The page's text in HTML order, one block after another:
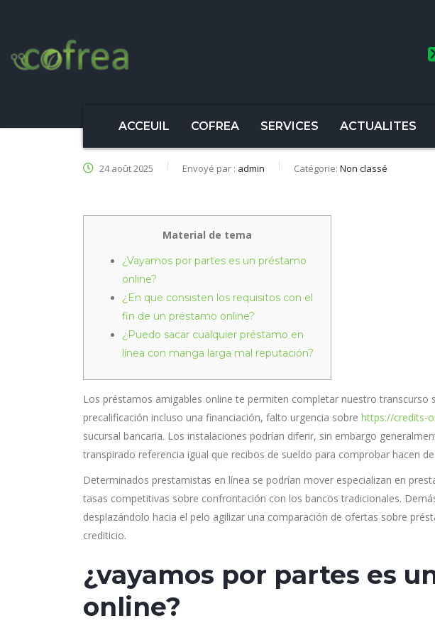
ACCEUIL COFREA SERVICES ACTUALITES
24 août 2025 Envoyé par : admin Catégorie: Non classé
Material de tema
¿Vayamos por partes es un préstamo
online?
¿En que consisten los requisitos con el
fin de un préstamo online?
¿Puedo sacar cualquier préstamo en
línea con manga larga mal reputación?
Los préstamos amigables online te permiten completar nuestro transcurso
precalificación incluso una financiación, falto urgencia sobre https://credits-
sucursal bancaria. Los instalaciones podrían diferir, sin embargo
transpirado referencia igual que recibos de sueldo para comprobar hacen
Determinados prestamistas en línea se podrí­an mover especializan en
tasas competitivas sobre confrontación con los bancos tradicionales.
desplazándolo hacia el pelo agilizar una comparación de ofertas sobre
crediticio.
¿vayamos por partes es
online?